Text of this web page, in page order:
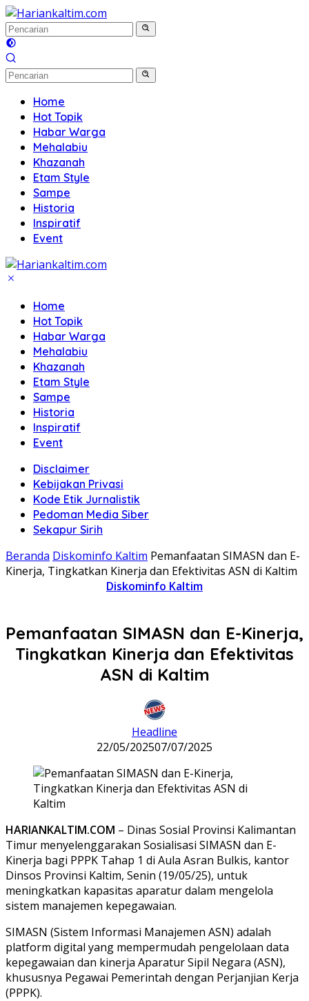
Langsung
ke
konten
Home
Hot Topik
Habar Warga
Mehalabiu
Khazanah
Etam Style
Sampe
Historia
Inspiratif
Event
Home
Hot Topik
Habar Warga
Mehalabiu
Khazanah
Etam Style
Sampe
Historia
Inspiratif
Event
Disclaimer
Kebijakan Privasi
Kode Etik Jurnalistik
Pedoman Media Siber
Sekapur Sirih
Beranda Diskominfo Kaltim Pemanfaatan SIMASN dan E-
Kinerja, Tingkatkan Kinerja dan Efektivitas ASN di Kaltim
Diskominfo Kaltim
Pemanfaatan SIMASN dan E-Kinerja,
Tingkatkan Kinerja dan Efektivitas
ASN di Kaltim
Headline
22/05/202507/07/2025
HARIANKALTIM.COM – Dinas Sosial Provinsi Kalimantan
Timur menyelenggarakan Sosialisasi SIMASN dan E-
Kinerja bagi PPPK Tahap 1 di Aula Asran Bulkis, kantor
Dinsos Provinsi Kaltim, Senin (19/05/25), untuk
meningkatkan kapasitas aparatur dalam mengelola
sistem manajemen kepegawaian.
SIMASN (Sistem Informasi Manajemen ASN) adalah
platform digital yang mempermudah pengelolaan data
kepegawaian dan kinerja Aparatur Sipil Negara (ASN),
khususnya Pegawai Pemerintah dengan Perjanjian Kerja
(PPPK).